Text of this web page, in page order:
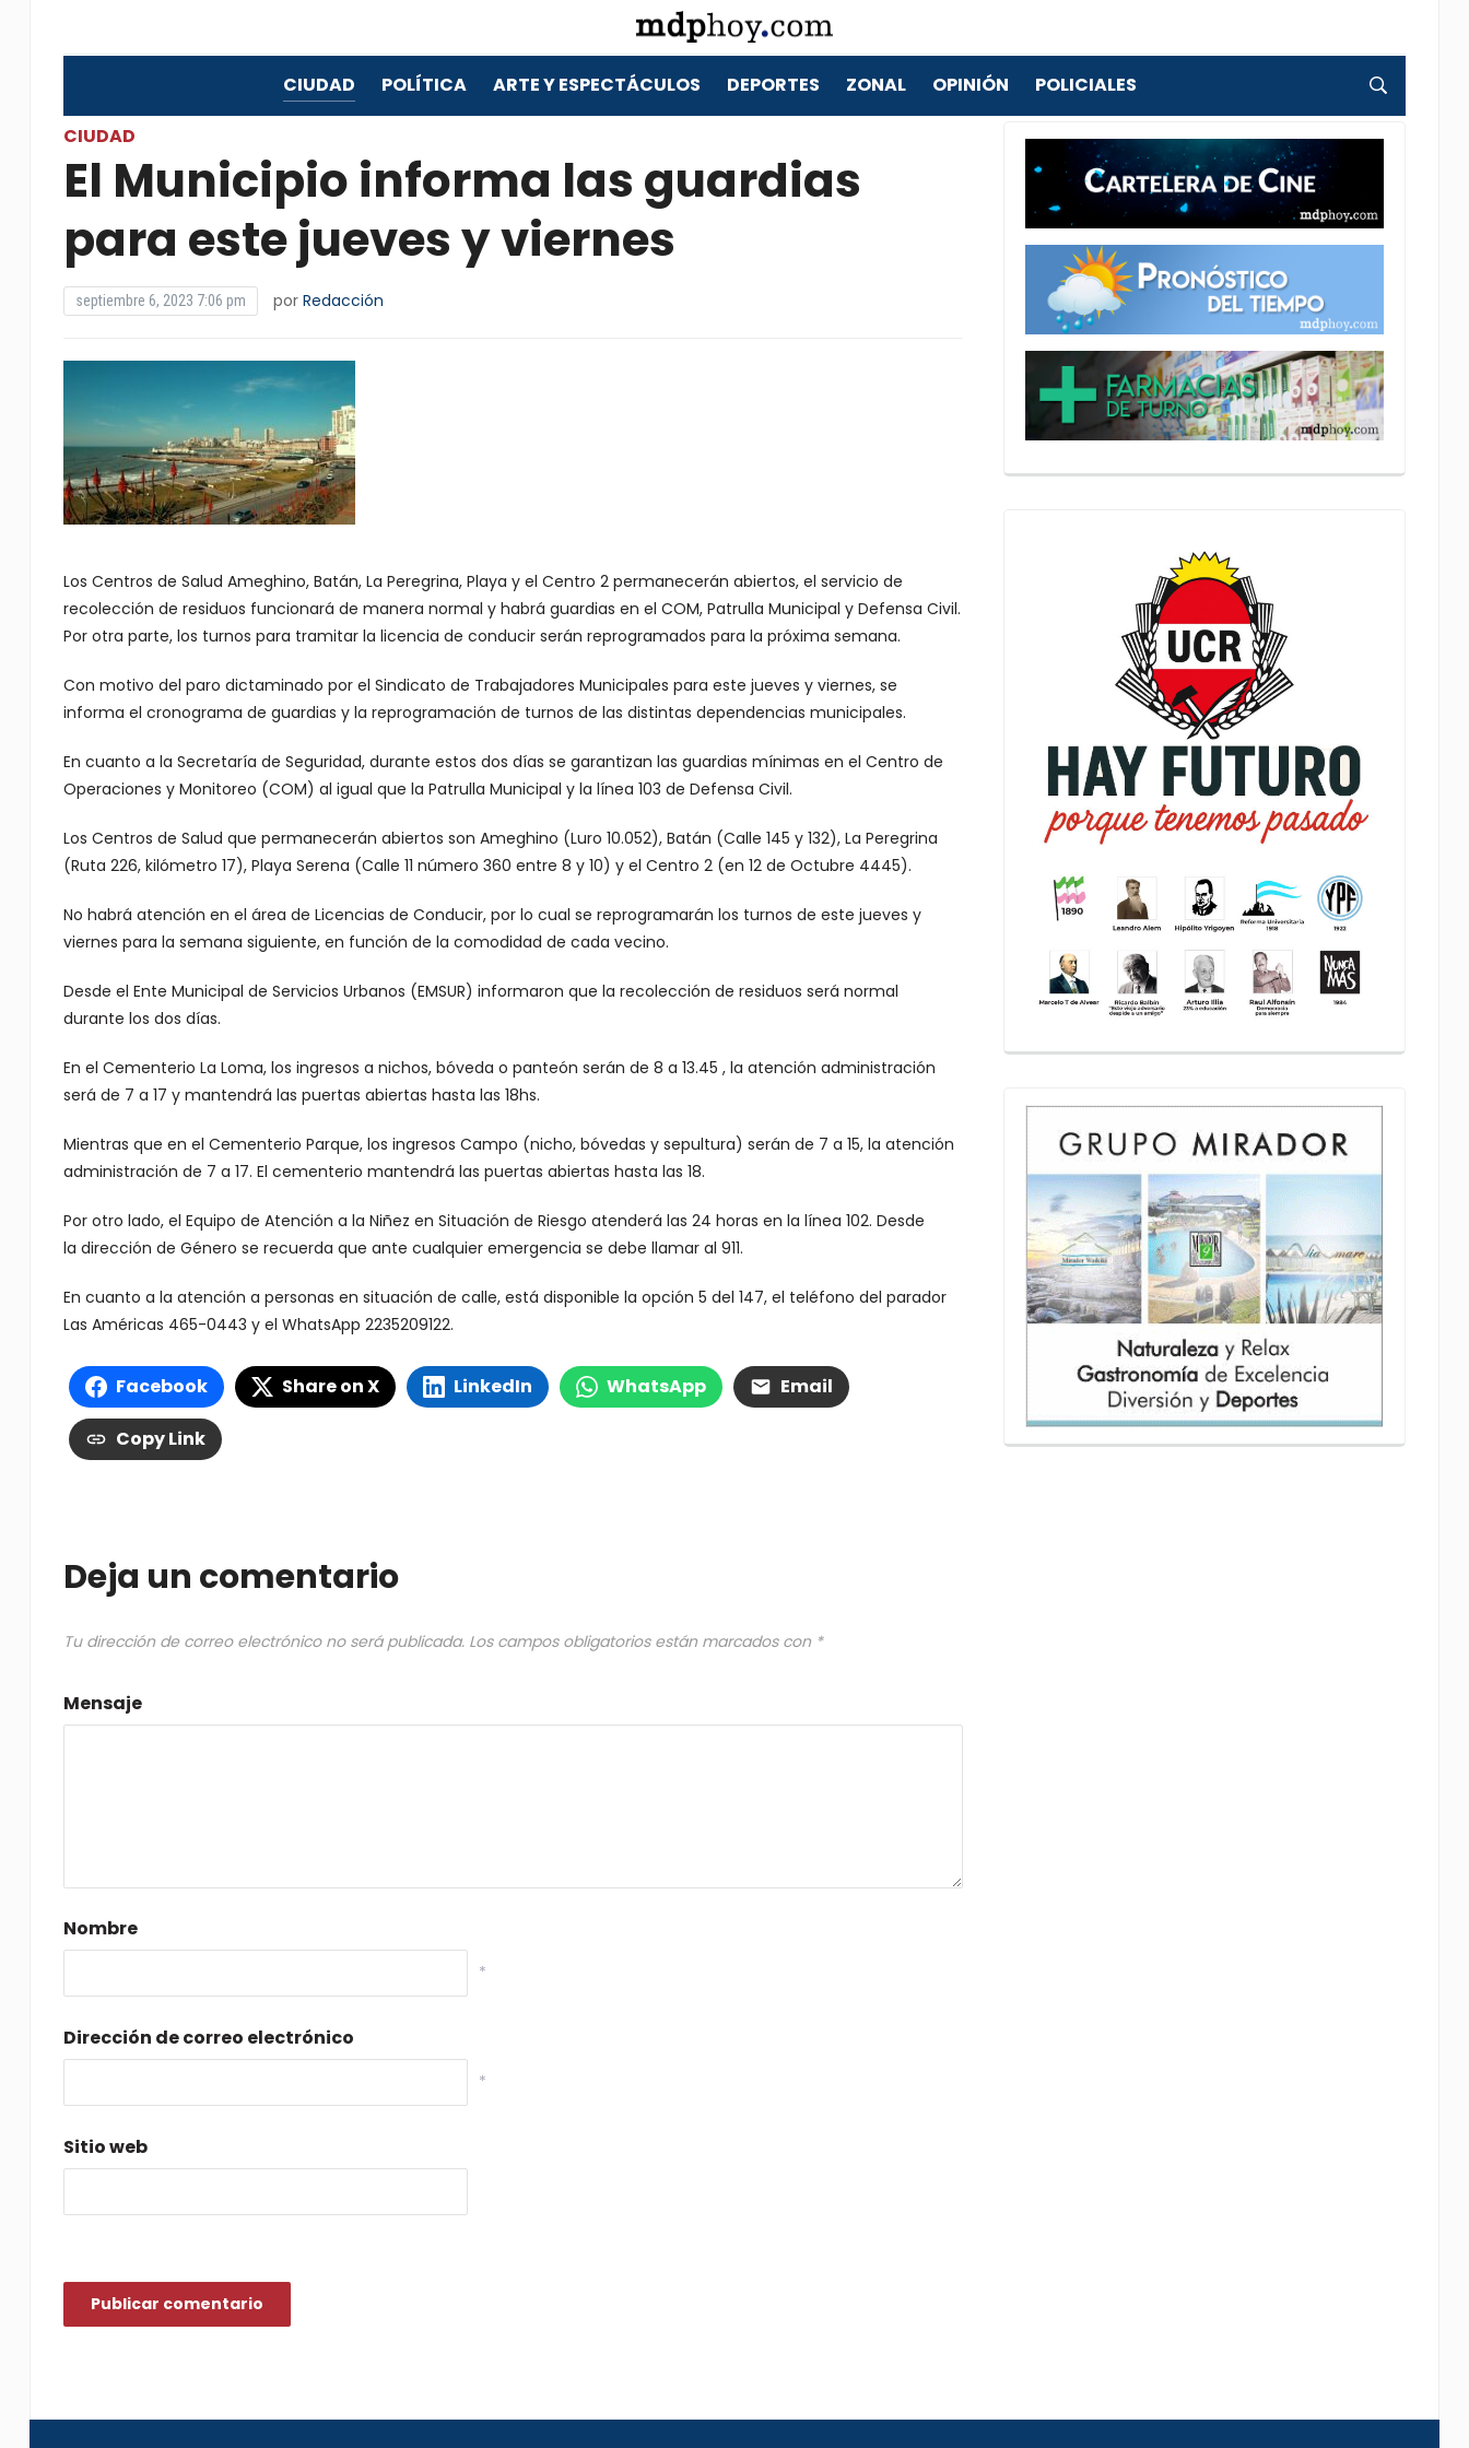
CIUDAD POLÍTICA ARTE Y ESPECTÁCULOS DEPORTES ZONAL OPINIÓN POLICIALES
CIUDAD
El Municipio informa las guardias
para este jueves y viernes
septiembre 6, 2023 7:06 pm por Redacción
Los Centros de Salud Ameghino, Batán, La Peregrina, Playa y el Centro 2 permanecerán abiertos, el servicio de
recolección de residuos funcionará de manera normal y habrá guardias en el COM, Patrulla Municipal y Defensa Civil.
Por otra parte, los turnos para tramitar la licencia de conducir serán reprogramados para la próxima semana.
Con motivo del paro dictaminado por el Sindicato de Trabajadores Municipales para este jueves y viernes, se
informa el cronograma de guardias y la reprogramación de turnos de las distintas dependencias municipales.
En cuanto a la Secretaría de Seguridad, durante estos dos días se garantizan las guardias mínimas en el Centro de
Operaciones y Monitoreo (COM) al igual que la Patrulla Municipal y la línea 103 de Defensa Civil.
Los Centros de Salud que permanecerán abiertos son Ameghino (Luro 10.052), Batán (Calle 145 y 132), La Peregrina
(Ruta 226, kilómetro 17), Playa Serena (Calle 11 número 360 entre 8 y 10) y el Centro 2 (en 12 de Octubre 4445).
No habrá atención en el área de Licencias de Conducir, por lo cual se reprogramarán los turnos de este jueves y
viernes para la semana siguiente, en función de la comodidad de cada vecino.
Desde el Ente Municipal de Servicios Urbanos (EMSUR) informaron que la recolección de residuos será normal
durante los dos días.
En el Cementerio La Loma, los ingresos a nichos, bóveda o panteón serán de 8 a 13.45 , la atención administración
será de 7 a 17 y mantendrá las puertas abiertas hasta las 18hs.
Mientras que en el Cementerio Parque, los ingresos Campo (nicho, bóvedas y sepultura) serán de 7 a 15, la atención
administración de 7 a 17. El cementerio mantendrá las puertas abiertas hasta las 18.
Por otro lado, el Equipo de Atención a la Niñez en Situación de Riesgo atenderá las 24 horas en la línea 102. Desde
la dirección de Género se recuerda que ante cualquier emergencia se debe llamar al 911.
En cuanto a la atención a personas en situación de calle, está disponible la opción 5 del 147, el teléfono del parador
Las Américas 465-0443 y el WhatsApp 2235209122.
Facebook Share on X LinkedIn WhatsApp Email
Copy Link
Deja un comentario
Tu dirección de correo electrónico no será publicada. Los campos obligatorios están marcados con *
Mensaje
Nombre
*
Dirección de correo electrónico
*
Sitio web